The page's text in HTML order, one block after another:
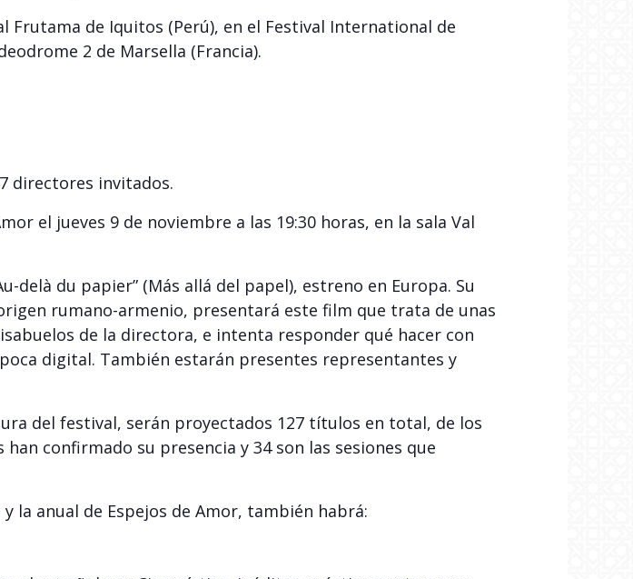
Frutama de Iquitos (Perú), en el Festival International de
2 de Marsella (Francia).
directores invitados.
el jueves 9 de noviembre a las 19:30 horas, en la sala Val
du papier” (Más allá del papel), estreno en Europa. Su
rumano-armenio, presentará este film que trata de unas
de la directora, e intenta responder qué hacer con
digital. También estarán presentes representantes y
del festival, serán proyectados 127 títulos en total, de los
confirmado su presencia y 34 son las sesiones que
la anual de Espejos de Amor, también habrá: